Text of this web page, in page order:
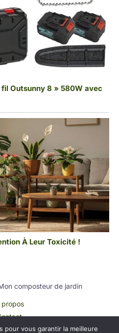
Outsunny 8 » 580W avec
À Leur Toxicité !
composteur de jardin
propos
du site
pour vous garantir la meilleure